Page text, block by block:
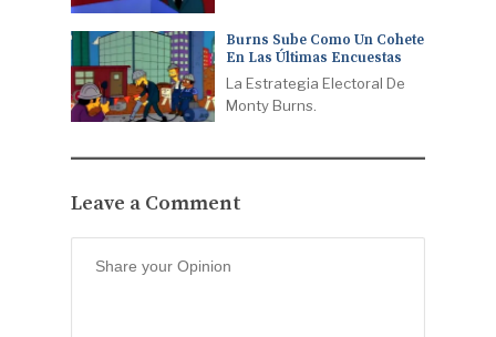
Burns Sube Como Un Cohete
En Las Últimas Encuestas
La Estrategia Electoral De
Monty Burns.
Leave a Comment